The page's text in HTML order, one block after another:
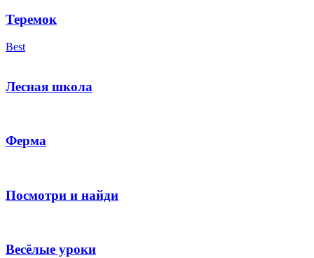
Теремок
Best
Лесная школа
Ферма
Посмотри и найди
Весёлые уроки